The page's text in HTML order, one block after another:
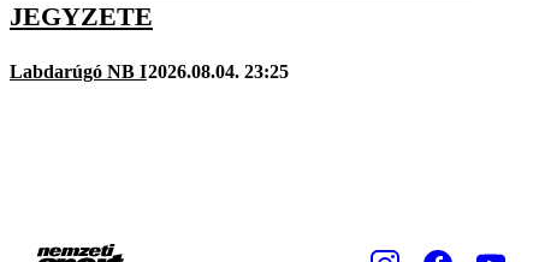
JEGYZETE
Labdarúgó NB I2026.08.04. 23:25